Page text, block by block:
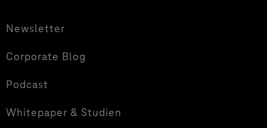
Newsletter
Corporate Blog
Podcast
Whitepaper & Studien